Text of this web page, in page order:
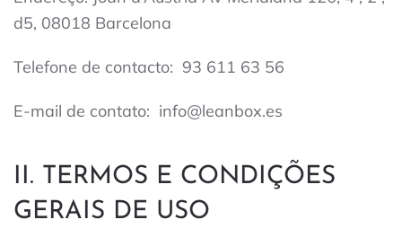
d5, 08018 Barcelona
Telefone de contacto: 93 611 63 56
E-mail de contato: info@leanbox.es
II. TERMOS E CONDIÇÕES
GERAIS DE USO